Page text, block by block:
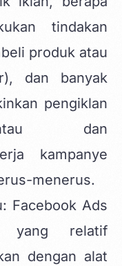
tindakan
produk atau
dan banyak
pengiklan
dan
kampanye
menerus.
Facebook Ads
yang relatif
dengan alat